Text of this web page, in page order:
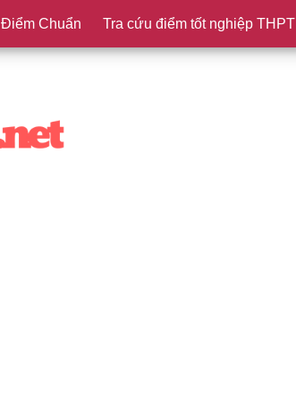
Điểm Chuẩn Tra cứu điểm tốt nghiệp THPT